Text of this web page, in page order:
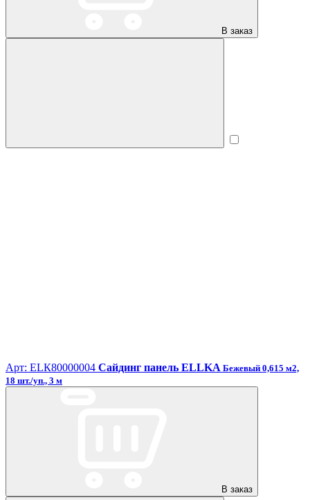
В заказ
Арт: ЕLК80000004 Сайдинг панель ELLKA Бежевый 0,615 м2,
18 шт./уп., 3 м
В заказ